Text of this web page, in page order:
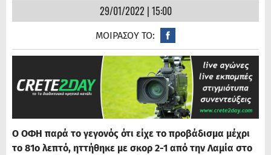
29/01/2022 | 15:00
ΜΟΙΡΑΣΟΥ ΤΟ:
Ο ΟΦΗ παρά το γεγονός ότι είχε το προβάδισμα μέχρι
το 81ο λεπτό, ηττήθηκε με σκορ 2-1 από την Λαμία στο